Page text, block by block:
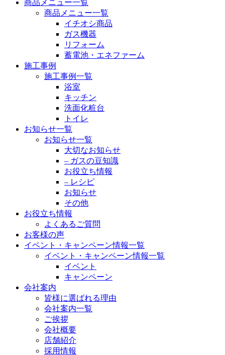
商品メニュー一覧
商品メニュー一覧
イチオシ商品
ガス機器
リフォーム
蓄電池・エネファーム
施工事例
施工事例一覧
浴室
キッチン
洗面化粧台
トイレ
お知らせ一覧
お知らせ一覧
大切なお知らせ
– ガスの豆知識
お役立ち情報
– レシピ
お知らせ
その他
お役立ち情報
よくあるご質問
お客様の声
イベント・キャンペーン情報一覧
イベント・キャンペーン情報一覧
イベント
キャンペーン
会社案内
皆様に選ばれる理由
会社案内一覧
ご挨拶
会社概要
店舗紹介
採用情報